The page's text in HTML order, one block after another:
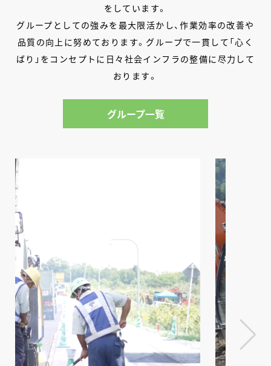
をしています。
グループとしての強みを最大限活かし、作業効率の改善や
品質の向上に努めております。グループで一貫して「心く
ばり」をコンセプトに日々社会インフラの整備に尽力して
おります。
グループ一覧